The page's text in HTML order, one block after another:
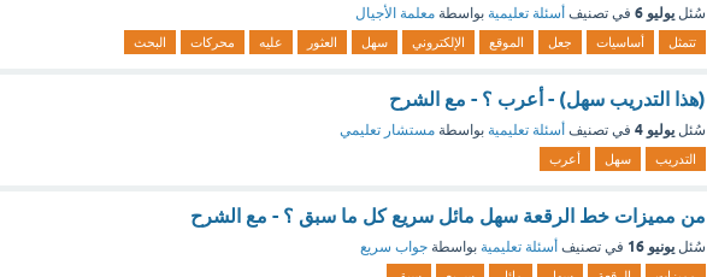
سُئل يوليو 6 في تصنيف أسئلة تعليمية بواسطة معلمة الأجيال
تتمثل أساسيات جعل الموقع الإلكتروني سهل العثور عليه محركات البحث
(هذا التدريب سهل) - أعرب ؟ - مع الشرح
سُئل يوليو 4 في تصنيف أسئلة تعليمية بواسطة مستشار تعليمي
التدريب سهل أعرب
من مميزات خط الرقعة سهل مائل سريع كل ما سبق ؟ - مع الشرح
سُئل يونيو 16 في تصنيف أسئلة تعليمية بواسطة جواب سريع